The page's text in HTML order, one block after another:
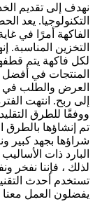
نهدف إلى تقديم
التكنولوجيا. يعد
الفاكهة أمرًا في
التخزين
لكل فاكهة يتم
المنتجات في
العرض والطلب في
إلى ربح. انتهت
ووفقًا للطرق
تم إنشاؤها بالطرق
شراؤها بجهد كبير
البارد ذات
لذلك ، فإننا نفخر
تستخدم أحدث
يفضلون العمل